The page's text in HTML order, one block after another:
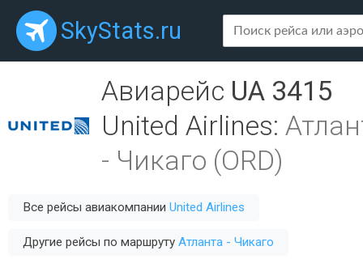
SkyStats.ru
Авиарейс UA 3415
United Airlines:
- Чикаго (ORD)
Все рейсы авиакомпании United Airlines
Другие рейсы по маршруту Атланта - Чикаго